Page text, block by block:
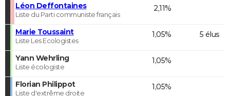
Léon Deffontaines
Liste du Parti communiste français
2,11%
Marie Toussaint
Liste Les Ecologistes
1,05% 5 élus
Yann Wehrling
Liste écologiste
1,05%
Florian Philippot
Liste d'extrême droite
1,05%